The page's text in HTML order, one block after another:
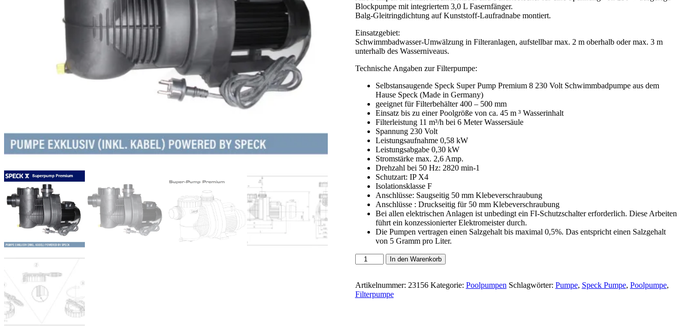
Blockpumpe mit integriertem 3,0 L Fasernfänger.
Balg-Gleitringdichtung auf Kunststoff-Laufradnabe montiert.
Einsatzgebiet:
Schwimmbadwasser-Umwälzung in Filteranlagen, aufstellbar max. 2 m oberhalb oder max. 3 m
unterhalb des Wasserniveaus.
Technische Angaben zur Filterpumpe:
Selbstansaugende Speck Super Pump Premium 8 230 Volt Schwimmbadpumpe aus dem
Hause Speck (Made in Germany)
geeignet für Filterbehälter 400 – 500 mm
Einsatz bis zu einer Poolgröße von ca. 45 m ³ Wasserinhalt
Filterleistung 11 m³/h bei 6 Meter Wassersäule
Spannung 230 Volt
Leistungsaufnahme 0,58 kW
Leistungsabgabe 0,30 kW
Stromstärke max. 2,6 Amp.
Drehzahl bei 50 Hz: 2820 min-1
Schutzart: IP X4
Isolationsklasse F
Anschlüsse: Saugseitig 50 mm Klebeverschraubung
Anschlüsse : Druckseitig für 50 mm Klebeverschraubung
Bei allen elektrischen Anlagen ist unbedingt ein FI-Schutzschalter erforderlich. Diese Arbeiten
führt ein konzessionierter Elektromeister durch.
Die Pumpen vertragen einen Salzgehalt bis maximal 0,5%. Das entspricht einen Salzgehalt
von 5 Gramm pro Liter.
Exklusiv
8W
Superpump
Premium
In den Warenkorb
Artikelnummer: 23156 Kategorie: Poolpumpen Schlagwörter: Pumpe, Speck Pumpe, Poolpumpe,
Filterpumpe